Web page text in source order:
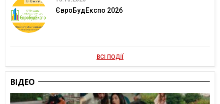
ЄвроБудЕкспо 2026
ВСІ ПОДІЇ
ВІДЕО